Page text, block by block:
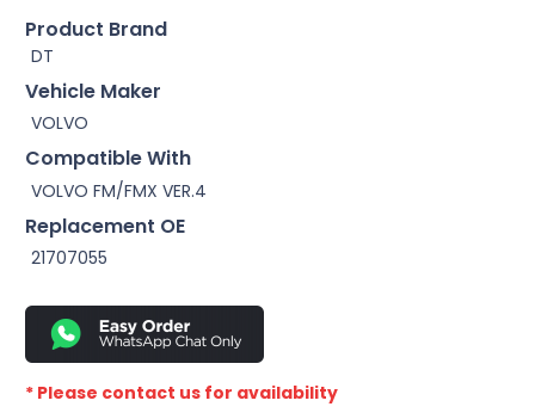
Product Brand
DT
Vehicle Maker
VOLVO
Compatible With
VOLVO FM/FMX VER.4
Replacement OE
21707055
* Please contact us for availability